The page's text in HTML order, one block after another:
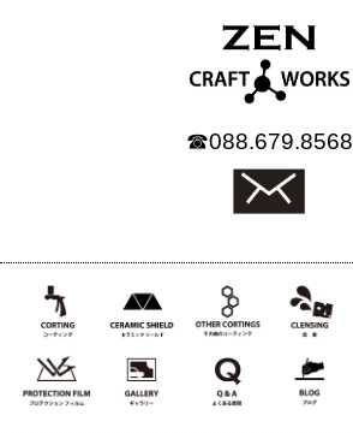
☎088.679.8568